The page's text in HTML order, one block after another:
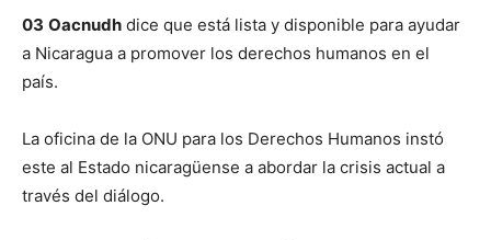
03 Oacnudh dice que está lista y disponible para ayudar
a Nicaragua a promover los derechos humanos en el
país.
La oficina de la ONU para los Derechos Humanos instó
este al Estado nicaragüense a abordar la crisis actual a
través del diálogo.